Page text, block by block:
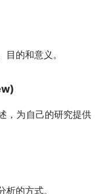
的和意义。
，为自己的研究提供
的方式。